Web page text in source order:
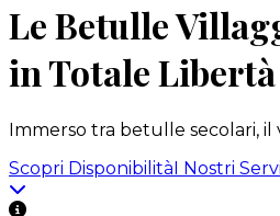
Le Betulle
in Totale Libertà
Immerso tra betulle secolari,
Scopri DisponibilitàI Nostri